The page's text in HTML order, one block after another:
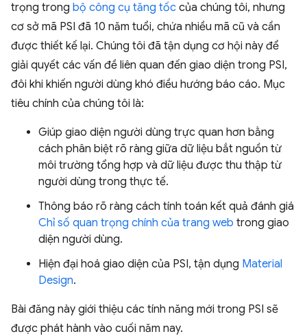
trọng trong bộ công cụ tăng tốc của chúng tôi, nhưng
cơ sở mã PSI đã 10 năm tuổi, chứa nhiều mã cũ và cần
được thiết kế lại. Chúng tôi đã tận dụng cơ hội này để
giải quyết các vấn đề liên quan đến giao diện trong PSI,
đôi khi khiến người dùng khó điều hướng báo cáo. Mục
tiêu chính của chúng tôi là:
Giúp giao diện người dùng trực quan hơn bằng
cách phân biệt rõ ràng giữa dữ liệu bắt nguồn từ
môi trường tổng hợp và dữ liệu được thu thập từ
người dùng trong thực tế.
Thông báo rõ ràng cách tính toán kết quả đánh giá
Chỉ số quan trọng chính của trang web trong giao
diện người dùng.
Hiện đại hoá giao diện của PSI, tận dụng Material
Design.
Bài đăng này giới thiệu các tính năng mới trong PSI sẽ
được phát hành vào cuối năm nay.